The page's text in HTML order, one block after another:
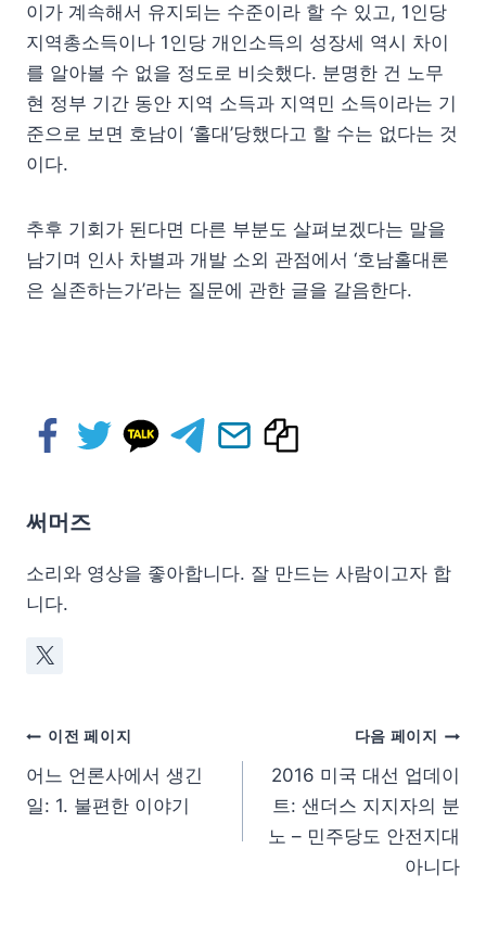
이가 계속해서 유지되는 수준이라 할 수 있고, 1인당
지역총소득이나 1인당 개인소득의 성장세 역시 차이
를 알아볼 수 없을 정도로 비슷했다. 분명한 건 노무
현 정부 기간 동안 지역 소득과 지역민 소득이라는 기
준으로 보면 호남이 ‘홀대’당했다고 할 수는 없다는 것
이다.
추후 기회가 된다면 다른 부분도 살펴보겠다는 말을
남기며 인사 차별과 개발 소외 관점에서 ‘호남홀대론
은 실존하는가’라는 질문에 관한 글을 갈음한다.
써머즈
소리와 영상을 좋아합니다. 잘 만드는 사람이고자 합
니다.
이전 페이지
어느 언론사에서 생긴
일: 1. 불편한 이야기
다음 페이지
2016 미국 대선 업데이
트: 샌더스 지지자의 분
노 – 민주당도 안전지대
아니다